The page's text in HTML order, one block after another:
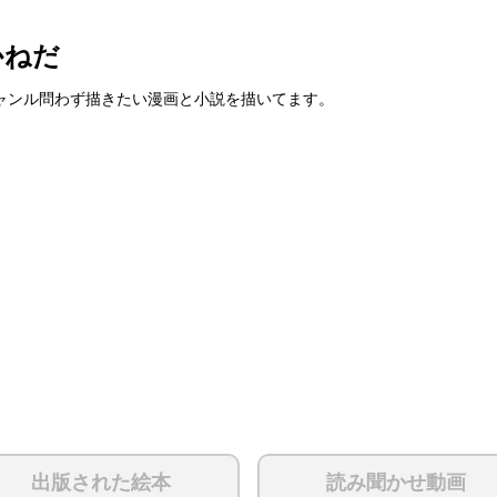
だ
ンル問わず描きたい漫画と小説を描いてます。
出版された絵本 読み聞かせ動画